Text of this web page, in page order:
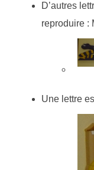
D’autres
reproduire :
Une lettre